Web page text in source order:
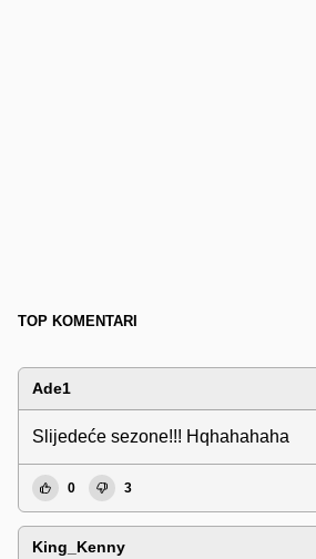
TOP KOMENTARI
Ade1
Slijedeće sezone!!! Hqhahahaha
0 3
King_Kenny